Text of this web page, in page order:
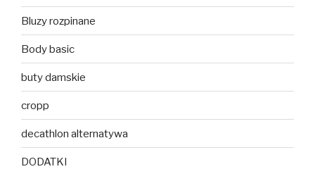
Bluzy rozpinane
Body basic
buty damskie
cropp
decathlon alternatywa
DODATKI